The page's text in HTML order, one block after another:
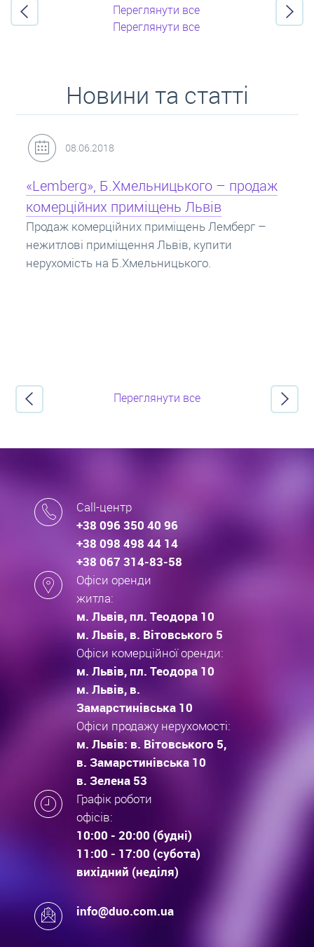
Переглянути все
Переглянути все
Новини та статті
31.05.2018
Кредит під заставу нерухомості: іпотека
Іпотека на квартиру – кредит на житло під
заставу нерухомості. Купити в іпотеку – що
потрібно знати? Консультація від Експертів
про іпотечні кредити.
Переглянути все
Call-центр
+38 096 350 40 96
+38 098 498 44 14
+38 067 314-83-58
Офіси оренди
житла:
м. Львів, пл. Теодора 10
м. Львів, в. Вітовського 5
Офіси комерційної оренди:
м. Львів, пл. Теодора 10
м. Львів, в.
Замарстинівська 10
Офіси продажу нерухомості:
м. Львів: в. Вітовського 5,
в. Замарстинівська 10
в. Зелена 53
Графік роботи
офісів:
10:00 - 20:00 (будні)
11:00 - 17:00 (субота)
вихідний (неділя)
info@duo.com.ua